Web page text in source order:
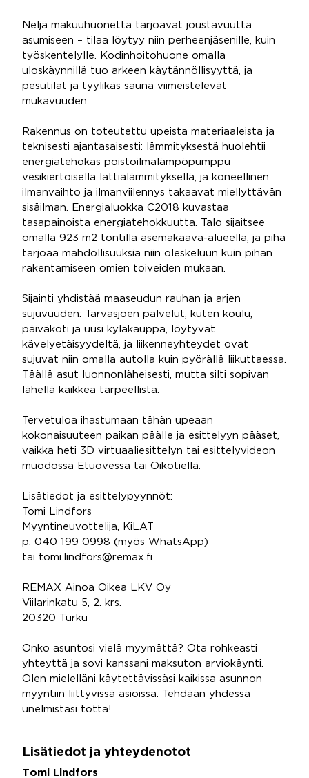
Neljä makuuhuonetta tarjoavat joustavuutta
asumiseen – tilaa löytyy niin perheenjäsenille, kuin
työskentelylle. Kodinhoitohuone omalla
uloskäynnillä tuo arkeen käytännöllisyyttä, ja
pesutilat ja tyylikäs sauna viimeistelevät
mukavuuden.
Rakennus on toteutettu upeista materiaaleista ja
teknisesti ajantasaisesti: lämmityksestä huolehtii
energiatehokas poistoilmalämpöpumppu
vesikiertoisella lattialämmityksellä, ja koneellinen
ilmanvaihto ja ilmanviilennys takaavat miellyttävän
sisäilman. Energialuokka C2018 kuvastaa
tasapainoista energiatehokkuutta. Talo sijaitsee
omalla 923 m2 tontilla asemakaava-alueella, ja piha
tarjoaa mahdollisuuksia niin oleskeluun kuin pihan
rakentamiseen omien toiveiden mukaan.
Sijainti yhdistää maaseudun rauhan ja arjen
sujuvuuden: Tarvasjoen palvelut, kuten koulu,
päiväkoti ja uusi kyläkauppa, löytyvät
kävelyetäisyydeltä, ja liikenneyhteydet ovat
sujuvat niin omalla autolla kuin pyörällä liikuttaessa.
Täällä asut luonnonläheisesti, mutta silti sopivan
lähellä kaikkea tarpeellista.
Tervetuloa ihastumaan tähän upeaan
kokonaisuuteen paikan päälle ja esittelyyn pääset,
vaikka heti 3D virtuaaliesittelyn tai esittelyvideon
muodossa Etuovessa tai Oikotiellä.
Lisätiedot ja esittelypyynnöt:
Tomi Lindfors
Myyntineuvottelija, KiLAT
p. 040 199 0998 (myös WhatsApp)
tai tomi.lindfors@remax.fi
REMAX Ainoa Oikea LKV Oy
Viilarinkatu 5, 2. krs.
20320 Turku
Onko asuntosi vielä myymättä? Ota rohkeasti
yhteyttä ja sovi kanssani maksuton arviokäynti.
Olen mielelläni käytettävissäsi kaikissa asunnon
myyntiin liittyvissä asioissa. Tehdään yhdessä
unelmistasi totta!
Lisätiedot ja yhteydenotot
Tomi Lindfors